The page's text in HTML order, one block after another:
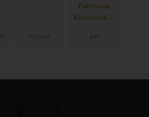
Fährhaus
Kirschenlan